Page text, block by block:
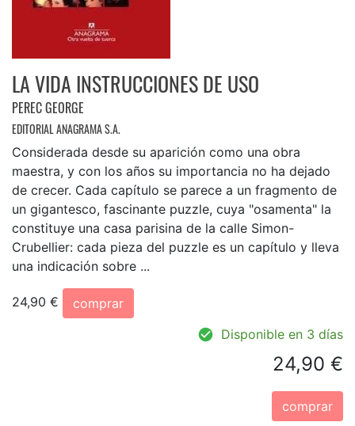
LA VIDA INSTRUCCIONES DE USO
PEREC GEORGE
EDITORIAL ANAGRAMA S.A.
Considerada desde su aparición como una obra
maestra, y con los años su importancia no ha dejado
de crecer. Cada capítulo se parece a un fragmento de
un gigantesco, fascinante puzzle, cuya "osamenta" la
constituye una casa parisina de la calle Simon-
Crubellier: cada pieza del puzzle es un capítulo y lleva
una indicación sobre ...
24,90 €
comprar
Disponible en 3 días
24,90 €
comprar